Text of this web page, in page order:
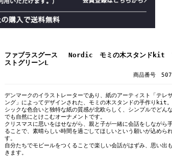
ファブラスグース Nordic モミの木スタンドkit
ストグリーンL
商品番号
デンマークのイラストレーターであり、紙のアーティスト「テレ
ング」によってデザインされた、モミの木スタンドの手作りkit。
シックな色合いと独特な紙の質感が北欧らしく、シンプルでどん
でも自然にとけこむオーナメントです。
クリスマスに思いをはせながら、親と子が一緒に会話をしながら
ることで、素晴らしい時間を過ごしてほしいという願いが込めら
す。
自分たちでモビールをつくることで楽しい会話がはずみ、思い出
きます。